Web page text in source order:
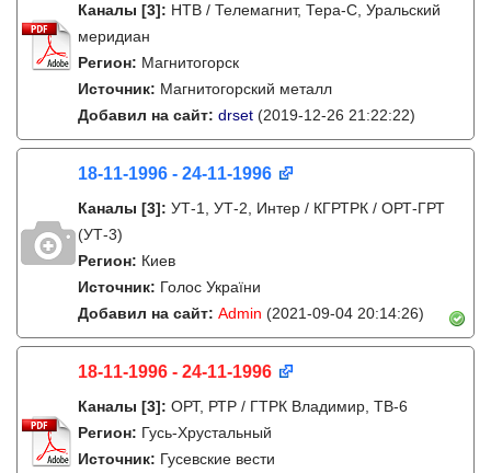
Каналы [3]: НТВ / Телемагнит, Тера-С, Уральский
меридиан
Регион: Магнитогорск
Источник: Магнитогорский металл
Добавил на сайт: drset (2019-12-26 21:22:22)
18-11-1996 - 24-11-1996
Каналы [3]: УТ-1, УТ-2, Интер / КГРТРК / ОРТ-ГРТ
(УТ-3)
Регион: Киев
Источник: Голос України
Добавил на сайт: Admin (2021-09-04 20:14:26)
18-11-1996 - 24-11-1996
Каналы [3]: ОРТ, РТР / ГТРК Владимир, ТВ-6
Регион: Гусь-Хрустальный
Источник: Гусевские вести